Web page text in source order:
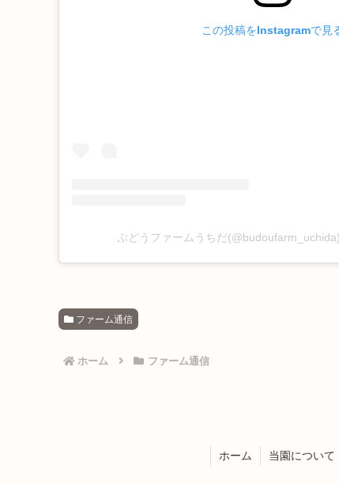
この投稿をInstagramで見
ぶどうファームうちだ
ファーム通信
ホーム ファーム通信
ホーム 当園について